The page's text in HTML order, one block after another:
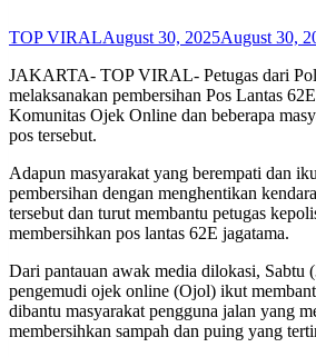
TOP VIRALAugust 30, 2025August 30,
JAKARTA- TOP VIRAL- Petugas dari
melaksanakan pembersihan Pos Lantas
Komunitas Ojek Online dan beberapa
pos tersebut.
Adapun masyarakat yang berempati dan
pembersihan dengan menghentikan
tersebut dan turut membantu petugas
membersihkan pos lantas 62E jagatama.
Dari pantauan awak media dilokasi, Sabtu
pengemudi ojek online (Ojol) ikut
dibantu masyarakat pengguna jalan yang
membersihkan sampah dan puing yang